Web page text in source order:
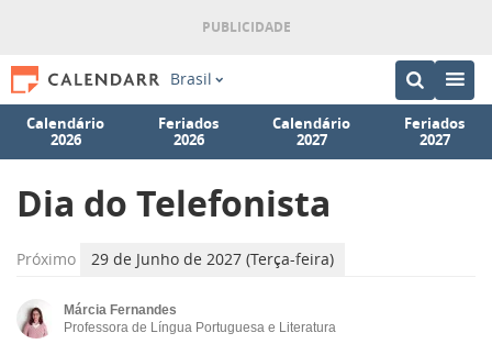
Brasil
Calendário
2026
Feriados
2026
Calendário
2027
Feriados
2027
Dia do Telefonista
Próximo 29 de Junho de 2027 (Terça-feira)
Márcia Fernandes
Professora de Língua Portuguesa e Literatura